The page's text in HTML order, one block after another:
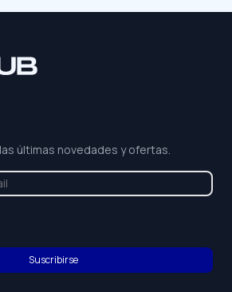
últimas novedades y ofertas.
Suscribirse